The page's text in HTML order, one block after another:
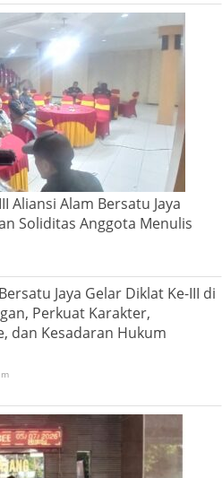
Aliansi Alam Bersatu Jaya
Soliditas Anggota Menulis
Jaya Gelar Diklat Ke-III di
Perkuat Karakter,
dan Kesadaran Hukum